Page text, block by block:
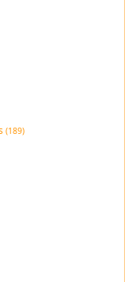
(189)